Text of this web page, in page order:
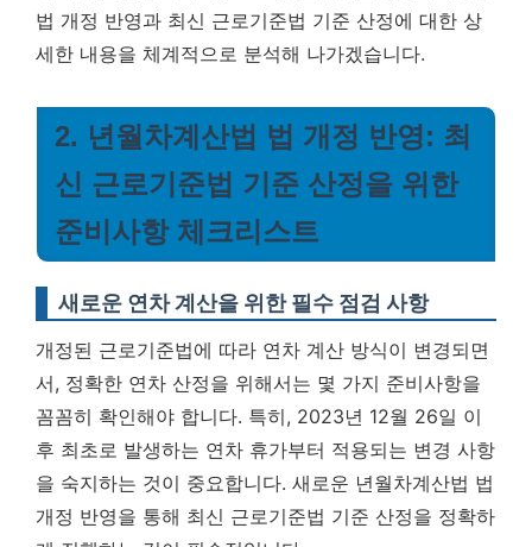
법 개정 반영과 최신 근로기준법 기준 산정에 대한 상
세한 내용을 체계적으로 분석해 나가겠습니다.
2. 년월차계산법 법 개정 반영: 최
신 근로기준법 기준 산정을 위한
준비사항 체크리스트
새로운 연차 계산을 위한 필수 점검 사항
개정된 근로기준법에 따라 연차 계산 방식이 변경되면
서, 정확한 연차 산정을 위해서는 몇 가지 준비사항을
꼼꼼히 확인해야 합니다. 특히, 2023년 12월 26일 이
후 최초로 발생하는 연차 휴가부터 적용되는 변경 사항
을 숙지하는 것이 중요합니다. 새로운 년월차계산법 법
개정 반영을 통해 최신 근로기준법 기준 산정을 정확하